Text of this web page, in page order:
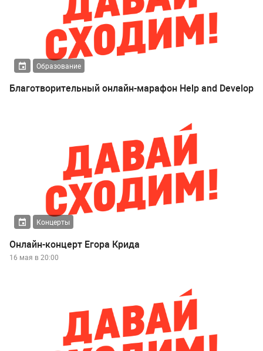
Образование
Благотворительный онлайн-марафон Help and Develop
Концерты
Онлайн-концерт Егора Крида
16 мая в 20:00